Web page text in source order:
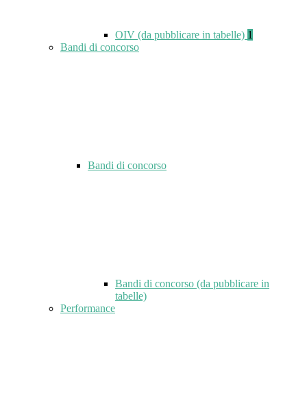
OIV (da pubblicare in tabelle) 1
Bandi di concorso
Bandi di concorso
Bandi di concorso (da pubblicare in
tabelle)
Performance